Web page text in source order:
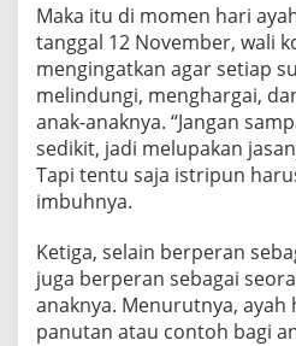
Maka itu di momen hari
tanggal 12 November, wali
mengingatkan agar setiap
melindungi, menghargai,
anak-anaknya. “Jangan
sedikit, jadi melupakan
Tapi tentu saja istripun
imbuhnya.
Ketiga, selain berperan
juga berperan sebagai
anaknya. Menurutnya, ayah
panutan atau contoh bagi